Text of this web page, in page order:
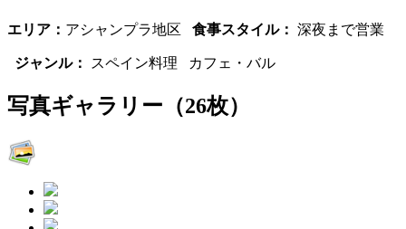
エリア： アシャンプラ地区 食事スタイル： 深夜まで営業
ジャンル： スペイン料理 カフェ・バル
写真ギャラリー （26枚）